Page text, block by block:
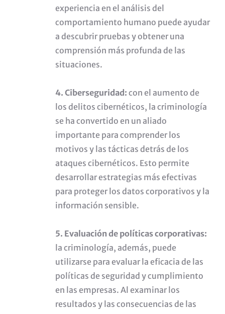
experiencia en el análisis del
comportamiento humano puede ayudar
a descubrir pruebas y obtener una
comprensión más profunda de las
situaciones.
4. Ciberseguridad: con el aumento de
los delitos cibernéticos, la criminología
se ha convertido en un aliado
importante para comprender los
motivos y las tácticas detrás de los
ataques cibernéticos. Esto permite
desarrollar estrategias más efectivas
para proteger los datos corporativos y la
información sensible.
5. Evaluación de políticas corporativas:
la criminología, además, puede
utilizarse para evaluar la eficacia de las
políticas de seguridad y cumplimiento
en las empresas. Al examinar los
resultados y las consecuencias de las